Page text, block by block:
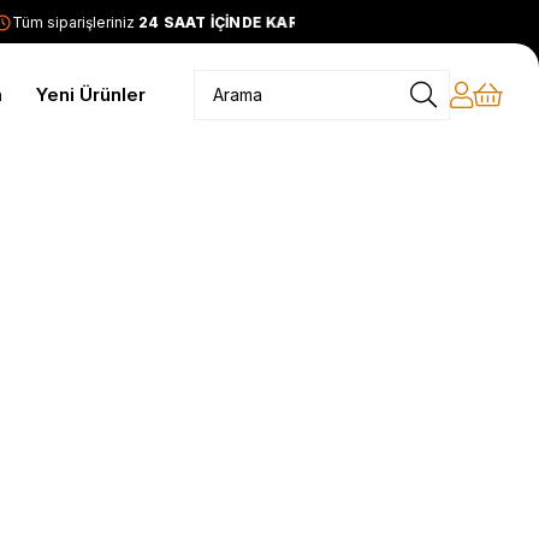
siparişleriniz24 SAAT İÇİNDE KARGODA
Yeni Ürünler